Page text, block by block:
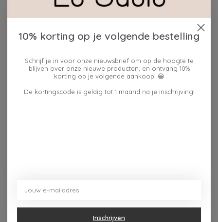
Hoeveelheid:
Toevoegen aan winkelwagen
10% korting op je volgende bestelling
Schrijf je in voor onze nieuwsbrief om op de hoogte te
blijven over onze nieuwe producten, en ontvang 10%
korting op je volgende aankoop! 😀
De kortingscode is geldig tot 1 maand na je inschrijving!
Inschrijven